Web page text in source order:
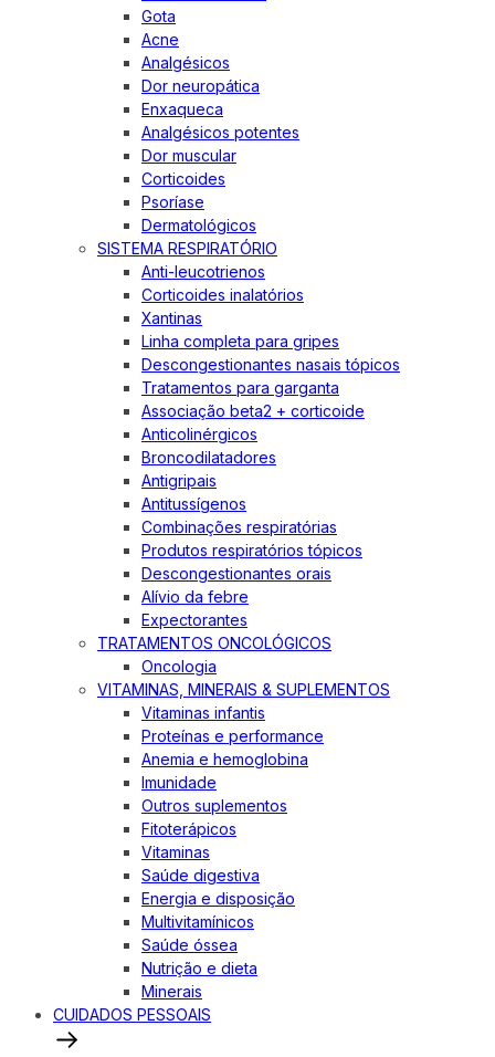
Gota
Acne
Analgésicos
Dor neuropática
Enxaqueca
Analgésicos potentes
Dor muscular
Corticoides
Psoríase
Dermatológicos
SISTEMA RESPIRATÓRIO
Anti-leucotrienos
Corticoides inalatórios
Xantinas
Linha completa para gripes
Descongestionantes nasais tópicos
Tratamentos para garganta
Associação beta2 + corticoide
Anticolinérgicos
Broncodilatadores
Antigripais
Antitussígenos
Combinações respiratórias
Produtos respiratórios tópicos
Descongestionantes orais
Alívio da febre
Expectorantes
TRATAMENTOS ONCOLÓGICOS
Oncologia
VITAMINAS, MINERAIS & SUPLEMENTOS
Vitaminas infantis
Proteínas e performance
Anemia e hemoglobina
Imunidade
Outros suplementos
Fitoterápicos
Vitaminas
Saúde digestiva
Energia e disposição
Multivitamínicos
Saúde óssea
Nutrição e dieta
Minerais
CUIDADOS PESSOAIS